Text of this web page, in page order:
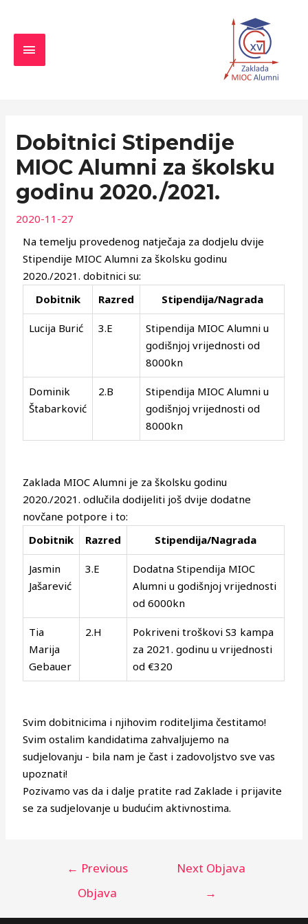
MENU
Dobitnici Stipendije
MIOC Alumni za školsku
godinu 2020./2021.
2020-11-27
Na temelju provedenog natječaja za dodjelu dvije
Stipendije MIOC Alumni za školsku godinu
2020./2021. dobitnici su:
Dobitnik
Razred Stipendija/Nagrada
Lucija Burić 3.E
Stipendija MIOC Alumni u
godišnjoj vrijednosti od
8000kn
Dominik
Štabarković
2.B
Stipendija MIOC Alumni u
godišnjoj vrijednosti od
8000kn
Zaklada MIOC Alumni je za školsku godinu
2020./2021. odlučila dodijeliti još dvije dodatne
novčane potpore i to:
Dobitnik
Razred Stipendija/Nagrada
Jasmin
Jašarević
3.E
Dodatna Stipendija MIOC
Alumni u godišnjoj vrijednosti
od 6000kn
Tia
Marija
Gebauer
2.H
Pokriveni troškovi S3 kampa
za 2021. godinu u vrijednosti
od €320
Svim dobitnicima i njihovim roditeljima čestitamo!
Svim ostalim kandidatima zahvaljujemo na
sudjelovanju - bila nam je čast i zadovoljstvo sve vas
upoznati!
Pozivamo vas da i dalje pratite rad Zaklade i prijavite
se za sudjelovanje u budućim aktivnostima.
← Previous
Objava
Next Objava
→